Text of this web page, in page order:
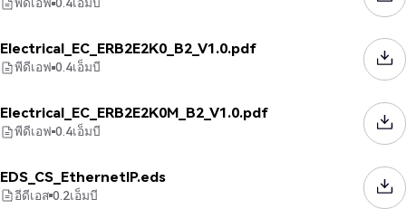
พีดีเอฟ 0.4เอ็มบี
Electrical_EC_ERB2E2K0_B2_V1.0.pdf
พีดีเอฟ 0.4เอ็มบี
Electrical_EC_ERB2E2K0M_B2_V1.0.pdf
พีดีเอฟ 0.4เอ็มบี
EDS_CS_EthernetIP.eds
อีดีเอส 0.2เอ็มบี